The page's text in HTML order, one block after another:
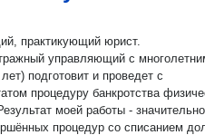
практикующий юрист.
управляющий с
подготовит и проведет с
процедуру банкротства
моей работы -
процедур со списанием